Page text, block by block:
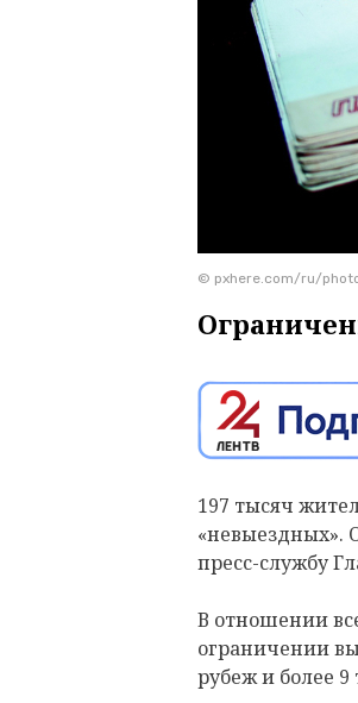
© pxhere.com/ru/
197 тысяч
«невыездных».
пресс-службу
В отношении
ограничении
рубеж и более